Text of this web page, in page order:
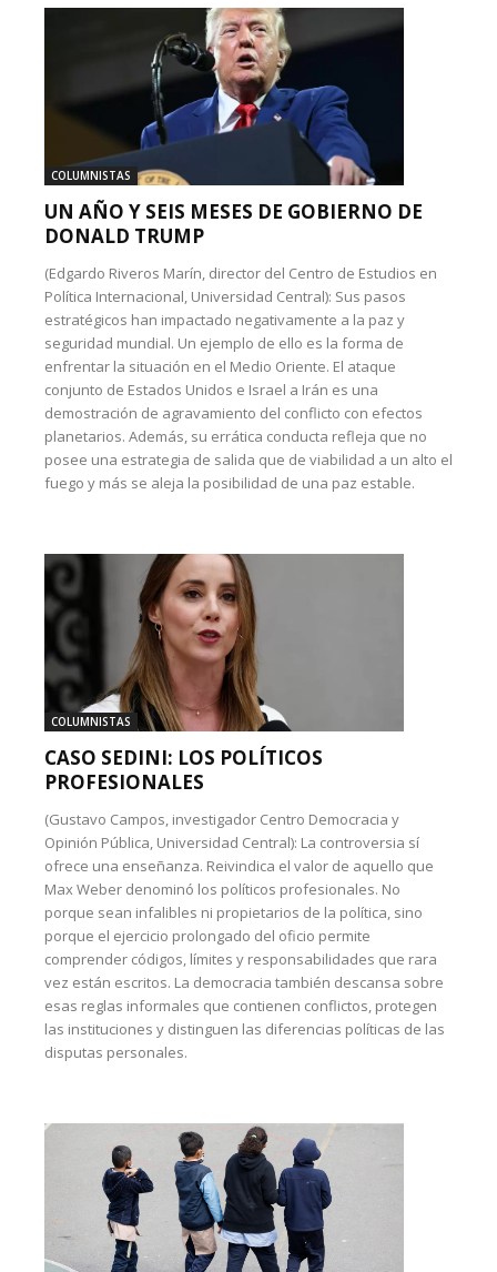
COLUMNISTAS
UN AÑO Y SEIS MESES DE GOBIERNO DE
DONALD TRUMP
(Edgardo Riveros Marín, director del Centro de Estudios en
Política Internacional, Universidad Central): Sus pasos
estratégicos han impactado negativamente a la paz y
seguridad mundial. Un ejemplo de ello es la forma de
enfrentar la situación en el Medio Oriente. El ataque
conjunto de Estados Unidos e Israel a Irán es una
demostración de agravamiento del conflicto con efectos
planetarios. Además, su errática conducta refleja que no
posee una estrategia de salida que de viabilidad a un alto el
fuego y más se aleja la posibilidad de una paz estable.
COLUMNISTAS
CASO SEDINI: LOS POLÍTICOS
PROFESIONALES
(Gustavo Campos, investigador Centro Democracia y
Opinión Pública, Universidad Central): La controversia sí
ofrece una enseñanza. Reivindica el valor de aquello que
Max Weber denominó los políticos profesionales. No
porque sean infalibles ni propietarios de la política, sino
porque el ejercicio prolongado del oficio permite
comprender códigos, límites y responsabilidades que rara
vez están escritos. La democracia también descansa sobre
esas reglas informales que contienen conflictos, protegen
las instituciones y distinguen las diferencias políticas de las
disputas personales.